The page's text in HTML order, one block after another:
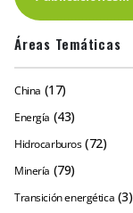
Áreas Temáticas
China (17)
Energía (43)
Hidrocarburos (72)
Minería (79)
Transición energética (3)